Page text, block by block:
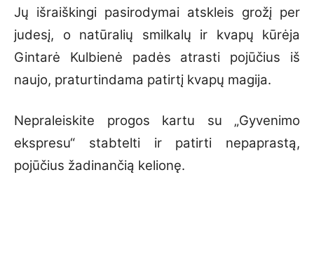
Jų išraiškingi pasirodymai atskleis grožį per
judesį, o natūralių smilkalų ir kvapų kūrėja
Gintarė Kulbienė padės atrasti pojūčius iš
naujo, praturtindama patirtį kvapų magija.
Nepraleiskite progos kartu su „Gyvenimo
ekspresu“ stabtelti ir patirti nepaprastą,
pojūčius žadinančią kelionę.